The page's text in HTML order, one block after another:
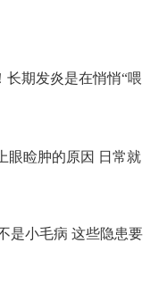
长期发炎是在悄悄“喂
眼睑肿的原因 日常就
是小毛病 这些隐患要